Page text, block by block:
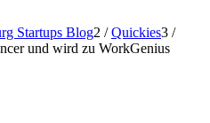
Startups Blog2 / Quickies3 /
und wird zu WorkGenius